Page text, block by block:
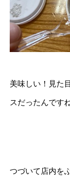
美味しい！見た
スだったんです
つづいて店内を